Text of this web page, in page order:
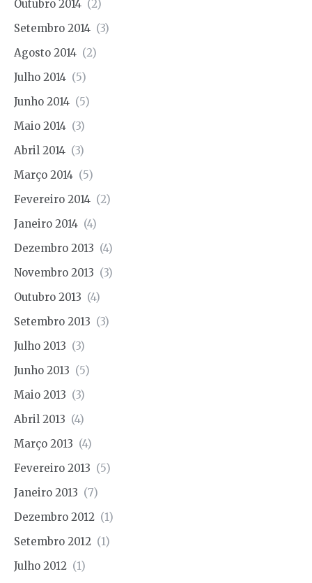
Outubro 2014 (2)
Setembro 2014 (3)
Agosto 2014 (2)
Julho 2014 (5)
Junho 2014 (5)
Maio 2014 (3)
Abril 2014 (3)
Março 2014 (5)
Fevereiro 2014 (2)
Janeiro 2014 (4)
Dezembro 2013 (4)
Novembro 2013 (3)
Outubro 2013 (4)
Setembro 2013 (3)
Julho 2013 (3)
Junho 2013 (5)
Maio 2013 (3)
Abril 2013 (4)
Março 2013 (4)
Fevereiro 2013 (5)
Janeiro 2013 (7)
Dezembro 2012 (1)
Setembro 2012 (1)
Julho 2012 (1)